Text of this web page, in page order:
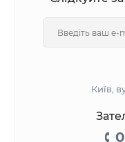
Київ,